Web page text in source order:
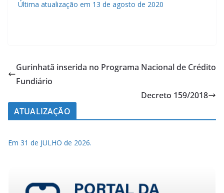
Última atualização em 13 de agosto de 2020
Gurinhatã inserida no Programa Nacional de Crédito
Fundiário
Decreto 159/2018
ATUALIZAÇÃO
Em 31 de JULHO de 2026.